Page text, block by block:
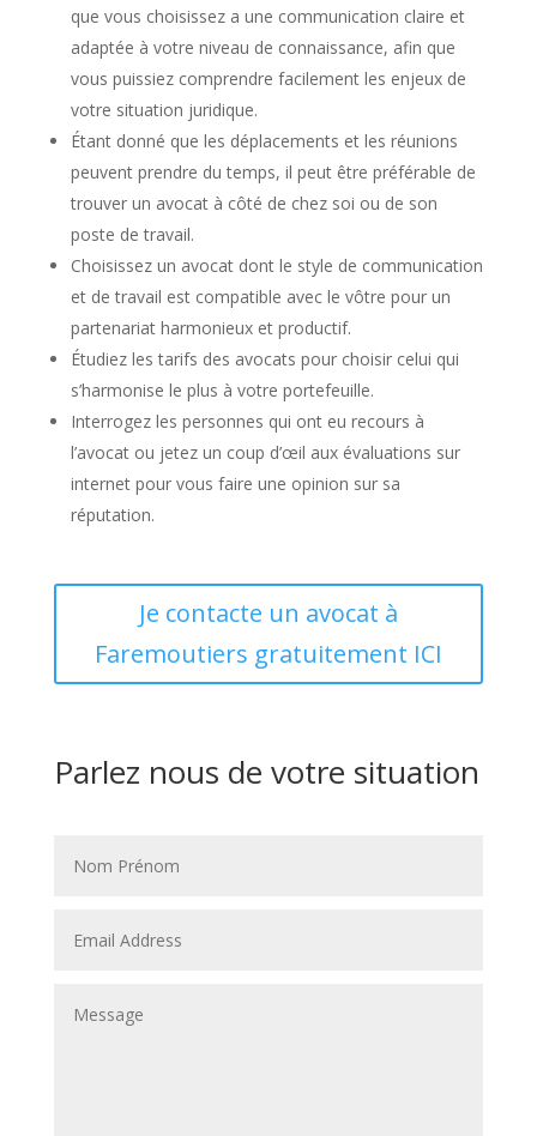
que vous choisissez a une communication claire et
adaptée à votre niveau de connaissance, afin que
vous puissiez comprendre facilement les enjeux de
votre situation juridique.
Étant donné que les déplacements et les réunions
peuvent prendre du temps, il peut être préférable de
trouver un avocat à côté de chez soi ou de son
poste de travail.
Choisissez un avocat dont le style de communication
et de travail est compatible avec le vôtre pour un
partenariat harmonieux et productif.
Étudiez les tarifs des avocats pour choisir celui qui
s’harmonise le plus à votre portefeuille.
Interrogez les personnes qui ont eu recours à
l’avocat ou jetez un coup d’œil aux évaluations sur
internet pour vous faire une opinion sur sa
réputation.
Je contacte un avocat à
Faremoutiers gratuitement ICI
Parlez nous de votre situation